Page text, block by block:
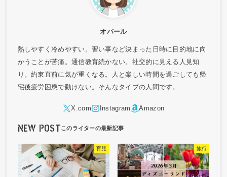
オパール
熱しやすく冷めやすい。習い事など決まった日時に目的地に向
かうことが苦痛。通信教育続かない。社交的に見える人見知
り。約束直前に気が重くなる。人と楽しい時間を過ごしても帰
宅後疲労困憊で動けない。そんなタイプの人間です。
NEW POST
育児 旅行